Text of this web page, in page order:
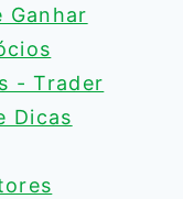
Ganhar
- Trader
Dicas